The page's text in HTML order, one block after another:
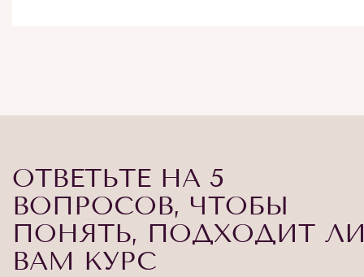
ОТВЕТЬТЕ НА 5
ВОПРОСОВ, ЧТОБЫ
ПОНЯТЬ, ПОДХОДИТ
ВАМ КУРС